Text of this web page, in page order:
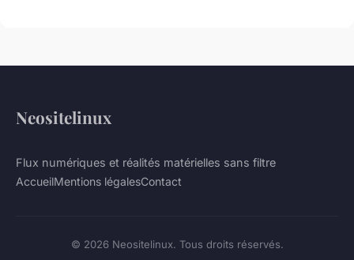
Neositelinux
Flux numériques et réalités matérielles sans filtre
AccueilMentions légalesContact
© 2026 Neositelinux. Tous droits réservés.